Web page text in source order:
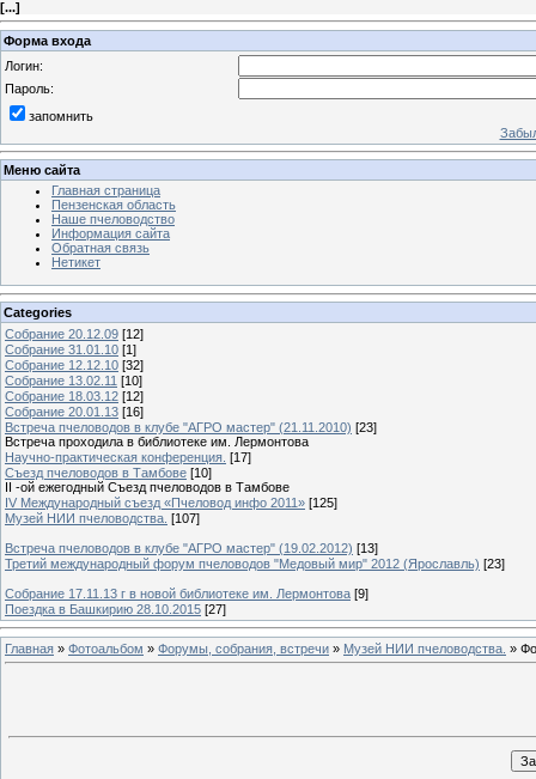
[...]
Форма входа
Логин:
Пароль:
запомнить
Меню сайта
Главная страница
Пензенская область
Наше пчеловодство
Информация сайта
Обратная связь
Нетикет
Categories
Собрание 20.12.09 [12]
Собрание 31.01.10 [1]
Собрание 12.12.10 [32]
Собрание 13.02.11 [10]
Собрание 18.03.12 [12]
Собрание 20.01.13 [16]
Встреча пчеловодов в клубе "АГРО мастер" (21.11.2010) [23]
Встреча проходила в библиотеке им. Лермонтова
Научно-практическая конференция. [17]
Съезд пчеловодов в Тамбове [10]
II -ой ежегодный Съезд пчеловодов в Тамбове
IV Международный съезд «Пчеловод инфо 2011» [125]
Музей НИИ пчеловодства. [107]
Встреча пчеловодов в клубе "АГРО мастер" (19.02.2012) [13]
Третий международный форум пчеловодов "Медовый мир" 2012 (Ярославль) [23]
Собрание 17.11.13 г в новой библиотеке им. Лермонтова [9]
Поездка в Башкирию 28.10.2015 [27]
Главная » Фотоальбом » Форумы, собрания, встречи » Музей НИИ пчеловодства. »